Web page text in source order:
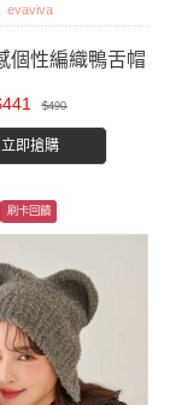
evaviva
個性編織鴨舌帽
$490
立即搶購
刷卡回饋